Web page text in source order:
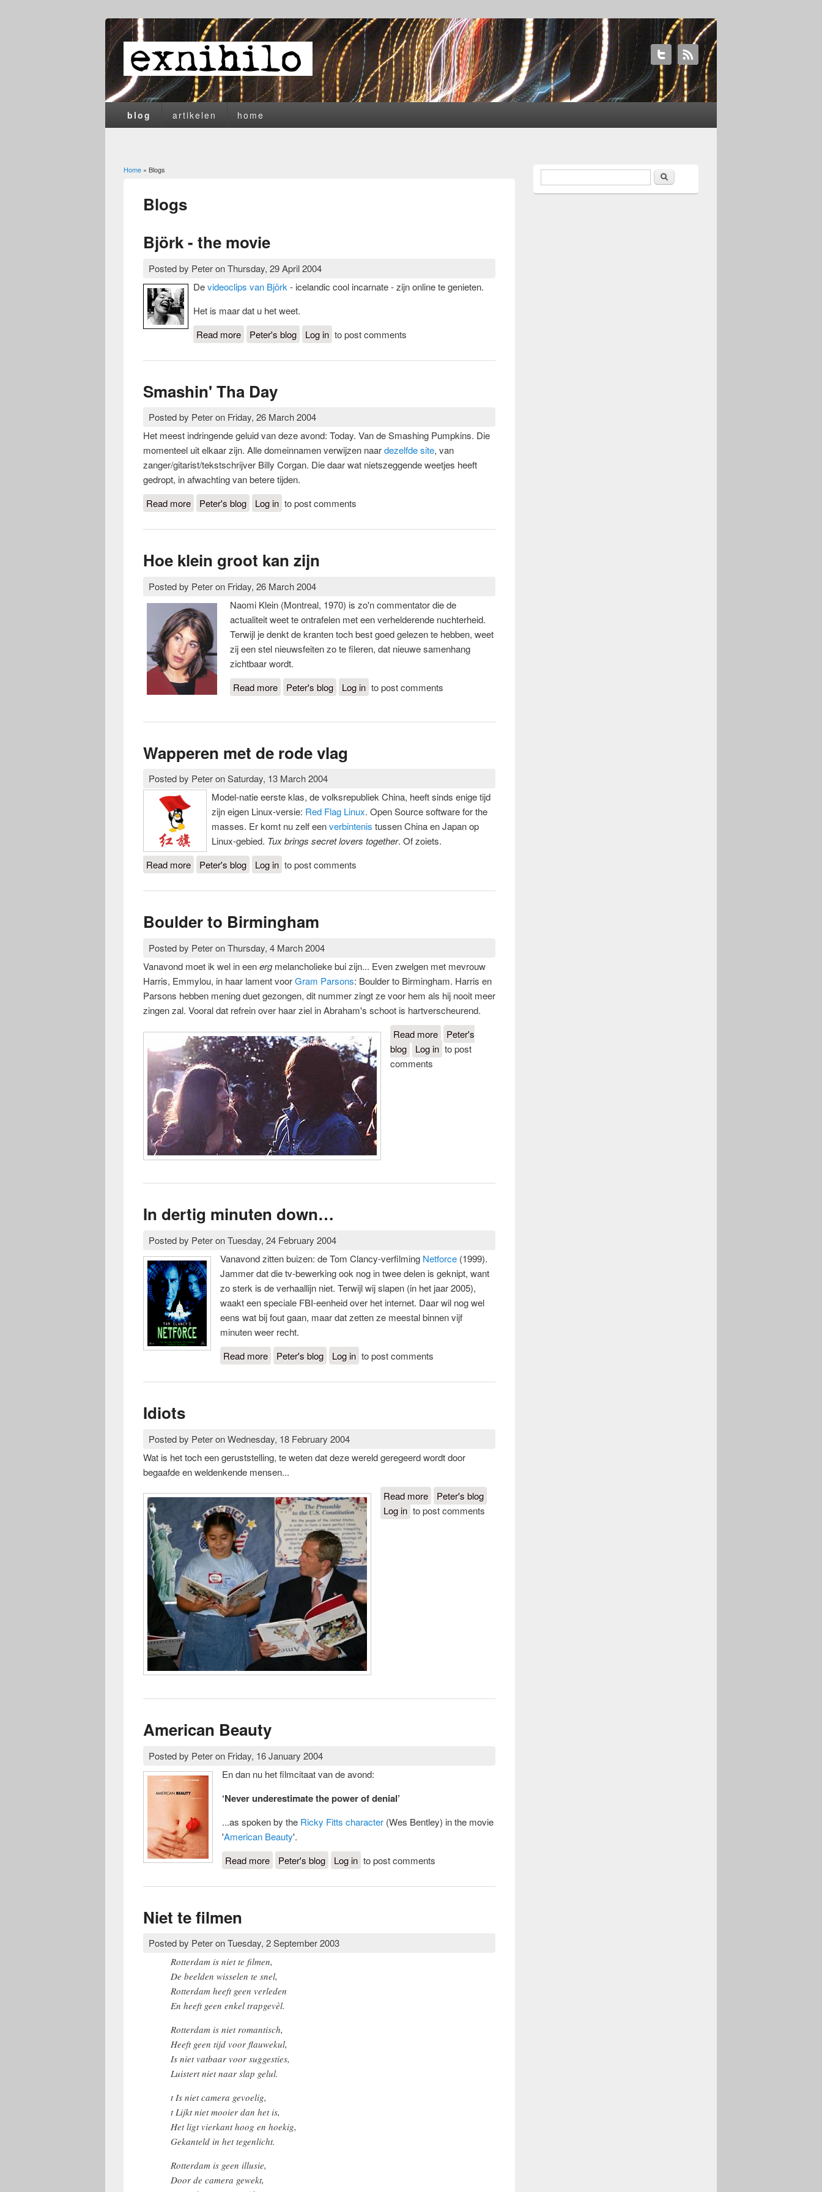
blog artikelen home
You are here
Home » Blogs
Blogs
Björk - the movie
Posted by PeteronThursday, 29 April 2004
Devideoclips van Björk - icelandic cool incarnate - zijn online te genieten.
Het is maar dat u het weet.
Read more about Björk - the movie
Peter's blog Log in to post comments
Smashin' Tha Day
Posted by Peteron Friday, 26 March 2004
Het meest indringende geluid van deze avond: Today. Van de Smashing Pumpkins. Die
momenteel uit elkaar zijn. Alle domeinnamen verwijzen naardezelfde site, van
zanger/gitarist/tekstschrijver Billy Corgan. Die daar wat nietszeggende weetjes heeft
gedropt, in afwachting van betere tijden.
Read more about Smashin' Tha Day
Peter's blog Log in to post comments
Hoe klein groot kan zijn
Posted by Peteron Friday, 26 March 2004
Naomi Klein (Montreal, 1970) is zo'n commentator die de
actualiteit weet te ontrafelen met een verhelderende nuchterheid.
Terwijl je denkt de kranten toch best goed gelezen te hebben, weet
zij een stel nieuwsfeiten zo te fileren, dat nieuwe samenhang
zichtbaar wordt.
Read more about Hoe klein groot kan zijn
Peter's blog Log in to post comments
Wapperen met de rode vlag
Posted by PeteronSaturday, 13 March 2004
Model-natie eerste klas, de volksrepubliek China, heeft sinds enige tijd
zijn eigen Linux-versie: Red Flag Linux. Open Source software for the
masses. Er komt nu zelf eenverbintenis tussen China en Japan op
Linux-gebied. Tux brings secret lovers together. Of zoiets.
Read more about Wapperen met de rode vlag
Peter's blog Log in to post comments
Boulder to Birmingham
Posted by PeteronThursday, 4 March 2004
Vanavond moet ik wel in eenergmelancholieke bui zijn... Even zwelgen met mevrouw
Harris, Emmylou, in haar lament voorGram Parsons: Boulder to Birmingham. Harris en
Parsons hebben mening duet gezongen, dit nummer zingt ze voor hem als hij nooit meer
zingen zal. Vooral dat refrein over haar ziel in Abraham's schoot is hartverscheurend.
Read more about Boulder to
Birmingham
Peter's
blog
Log in to post
comments
In dertig minuten down…
Posted by PeteronTuesday, 24 February 2004
Vanavond zitten buizen: de Tom Clancy-verfilming Netforce (1999).
Jammer dat die tv-bewerking ook nog in twee delen is geknipt, want
zo sterk is de verhaallijn niet. Terwijl wij slapen (in het jaar 2005),
waakt een speciale FBI-eenheid over het internet. Daar wil nog wel
eens wat bij fout gaan, maar dat zetten ze meestal binnen vijf
minuten weer recht.
Read more about In dertig minuten down…
Peter's blog Log in to post comments
Idiots
Posted by PeteronWednesday, 18 February 2004
Wat is het toch een geruststelling, te weten dat deze wereld geregeerd wordt door
begaafde en weldenkende mensen...
Read more about Idiots
Peter's blog
Log in to post comments
American Beauty
Posted by Peteron Friday, 16 January 2004
En dan nu het filmcitaat van de avond:
‘Never underestimate the power of denial’
...as spoken by the Ricky Fitts character (Wes Bentley) in the movie
'American Beauty'.
Read more about American Beauty
Peter's blog Log in to post comments
Niet te filmen
Posted by PeteronTuesday, 2 September 2003
Rotterdam is niet te filmen,
De beelden wisselen te snel,
Rotterdam heeft geen verleden
En heeft geen enkel trapgevèl.
Rotterdam is niet romantisch,
Heeft geen tijd voor flauwekul,
Is niet vatbaar voor suggesties,
Luistert niet naar slap gelul.
t Is niet camera gevoelig,
t Lijkt niet mooier dan het is,
Het ligt vierkant hoog en hoekig,
Gekanteld in het tegenlicht.
Rotterdam is geen illusie,
Door de camera gewekt,
Search form Search